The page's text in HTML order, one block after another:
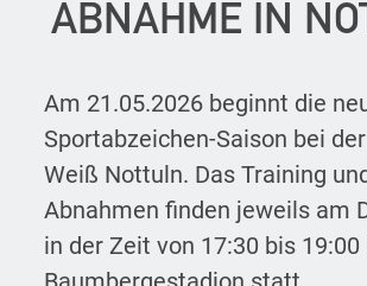
ABNAHME IN
Am 21.05.2026 beginnt die
Sportabzeichen-Saison bei
Weiß Nottuln. Das Training
Abnahmen finden jeweils am
in der Zeit von 17:30 bis 19:00